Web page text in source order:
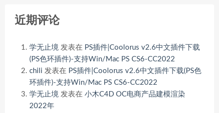
近期评论
学无止境 发表在 PS插件|Coolorus v2.6中文插件下载
(PS色环插件)-支持Win/Mac PS CS6-CC2022
chili 发表在 PS插件|Coolorus v2.6中文插件下载(PS色
环插件)-支持Win/Mac PS CS6-CC2022
学无止境 发表在 小木C4D OC电商产品建模渲染
2022年